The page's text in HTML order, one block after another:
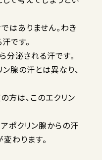
はありません。わき
です。
泌される汗です。
腺の汗とは異なり、
方は、このエクリン
ポクリン腺からの汗
わります。